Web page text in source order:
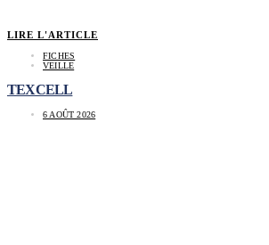
LIRE L'ARTICLE
FICHES
VEILLE
TEXCELL
6 AOÛT 2026